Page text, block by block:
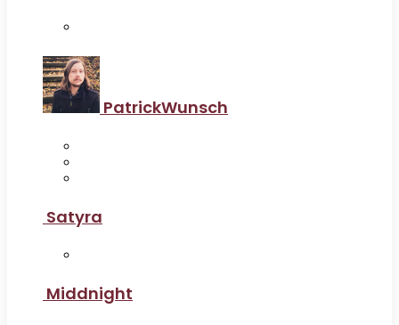
PatrickWunsch
Satyra
Middnight